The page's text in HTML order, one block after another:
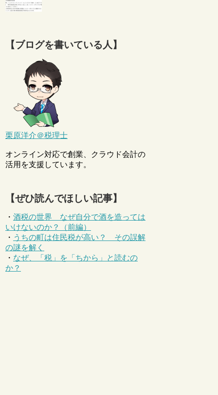
【ブログを書いている人】
栗原洋介＠税理士
オンライン対応で創業、クラウド会計の
活用を支援しています。
【ぜひ読んでほしい記事】
・ 酒税の世界 なぜ自分で酒を造っては
いけないのか？（前編）
・ うちの町は住民税が高い？ その誤解
の謎を解く
・ なぜ、「税」を「ちから」と読むの
か？